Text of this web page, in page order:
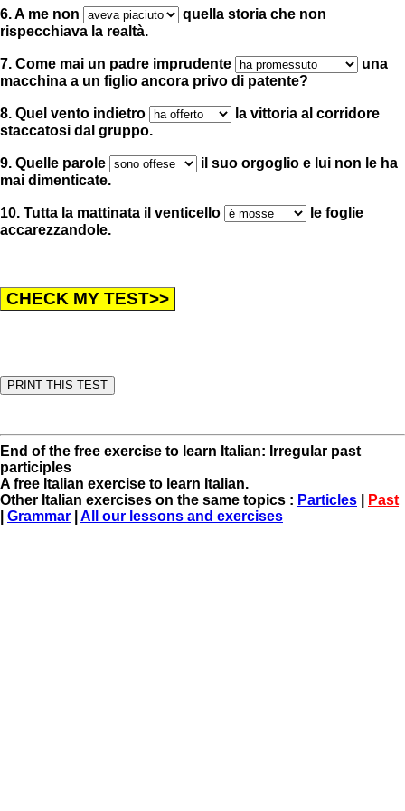
6. A me non
quella storia che non
rispecchiava la realtà.
7. Come mai un padre imprudente
una
macchina a un figlio ancora privo di patente?
8. Quel vento indietro
la vittoria al corridore
staccatosi dal gruppo.
9. Quelle parole
il suo orgoglio e lui non le ha
mai dimenticate.
10. Tutta la mattinata il venticello
le foglie
accarezzandole.
End of the free exercise to learn Italian: Irregular past
participles
A free Italian exercise to learn Italian.
Other Italian exercises on the same topics : Particles
Past
Grammar All our lessons and exercises